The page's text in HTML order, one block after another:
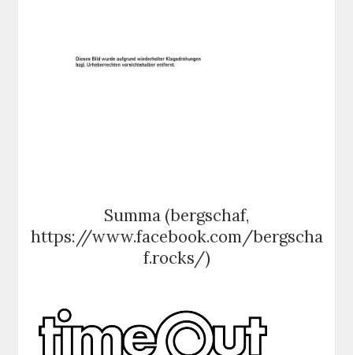
Summa (bergschaf,
https://www.facebook.com/bergscha
f.rocks/)